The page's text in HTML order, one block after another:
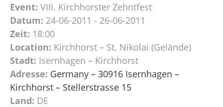
Event: VIII. Kirchhorster Zehntfest
Datum: 24-06-2011 - 26-06-2011
Zeit: 18:00
Location: Kirchhorst – St. Nikolai (Gelände)
Stadt: Isernhagen – Kirchhorst
Adresse: Germany – 30916 Isernhagen –
Kirchhorst – Stellerstrasse 15
Land: DE